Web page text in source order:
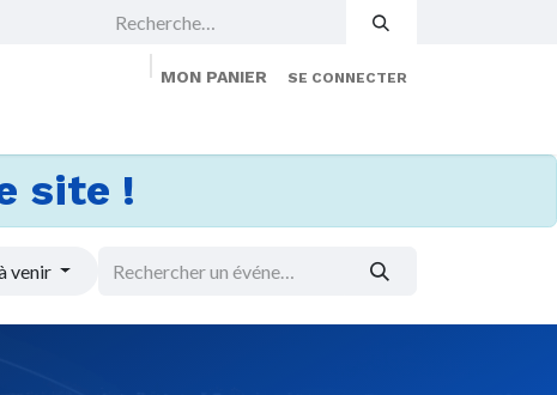
MON PANIER SE CONNECTER
site !
venir